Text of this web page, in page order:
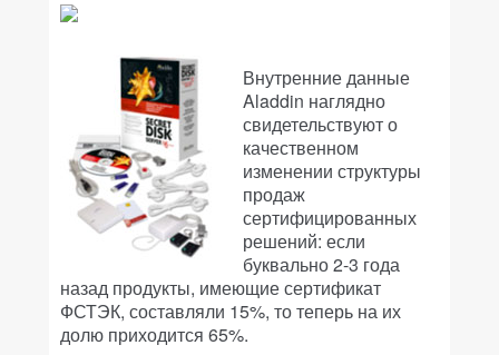
Внутренние данные
Aladdin наглядно
свидетельствуют о
качественном
изменении структуры
продаж
сертифицированных
решений: если
буквально 2-3 года
назад продукты, имеющие сертификат
ФСТЭК, составляли 15%, то теперь на их
долю приходится 65%.